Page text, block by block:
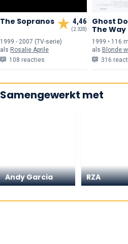
4,46
(2.320)
The Sopranos
1999 - 2007 (TV-serie)
als Rosalie Aprile
108 reacties
Ghost
The Way
the
1999 • 116
als Blonde
316
Samengewerkt met
Andy Garcia RZA